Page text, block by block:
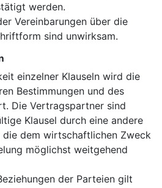
werden.
Vereinbarungen über die
sind unwirksam.
einzelner Klauseln wird die
Bestimmungen und des
Die Vertragspartner sind
Klausel durch eine andere
die dem wirtschaftlichen Zweck
möglichst weitgehend
der Parteien gilt